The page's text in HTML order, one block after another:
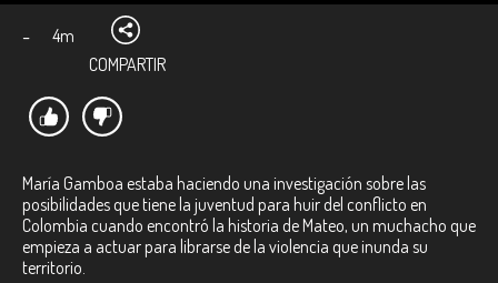
-
4m
COMPARTIR
María Gamboa estaba haciendo una investigación sobre las
posibilidades que tiene la juventud para huir del conflicto en
Colombia cuando encontró la historia de Mateo, un muchacho que
empieza a actuar para librarse de la violencia que inunda su
territorio.